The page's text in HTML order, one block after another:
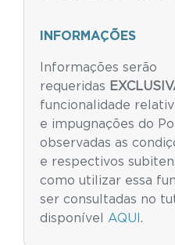
INFORMAÇÕES
Informações serão
requeridas
funcionalidade
e impugnações do
observadas as
e respectivos
como utilizar essa
ser consultadas no
disponível AQUI .